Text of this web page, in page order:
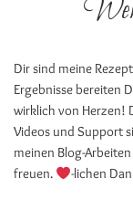
Dir sind meine
Ergebnisse bereiten
wirklich von Herzen!
Videos und Support
meinen Blog-
freuen.
-lichen